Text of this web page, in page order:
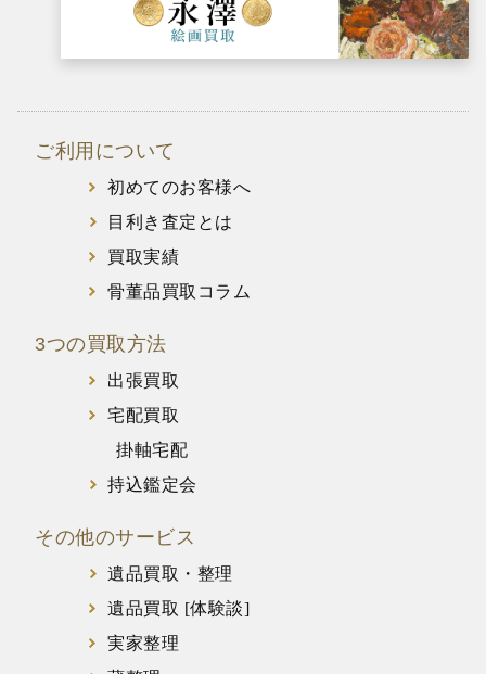
ご利用について
初めてのお客様へ
目利き査定とは
買取実績
骨董品買取コラム
3つの買取方法
出張買取
宅配買取
掛軸宅配
持込鑑定会
その他のサービス
遺品買取・整理
遺品買取 [体験談]
実家整理